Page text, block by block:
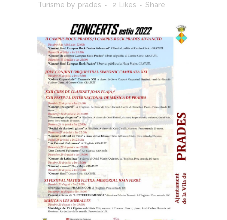
Turisme by prades 2 Likes Share